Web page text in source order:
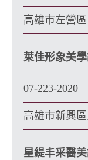
高雄市左營
萊佳形象美
07-223-2020
高雄市新興
星緹丰采醫